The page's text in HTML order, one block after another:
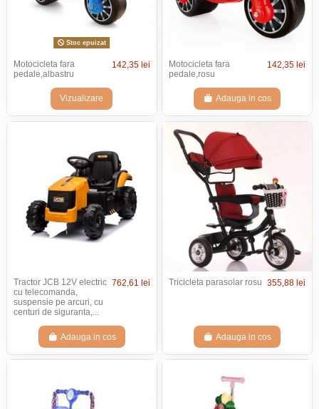
Stoc epuizat
Motocicleta fara
pedale,albastru
142,35 lei
Vizualizare
Motocicleta fara
pedale,rosu
142,35 lei
Adauga in cos
Tractor JCB 12V electric
cu telecomanda,
suspensie pe arcuri, cu
centuri de siguranta,...
762,61 lei
Adauga in cos
Tricicleta parasolar rosu 355,88 lei
Adauga in cos